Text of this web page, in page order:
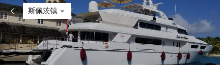
 斯佩茨镇